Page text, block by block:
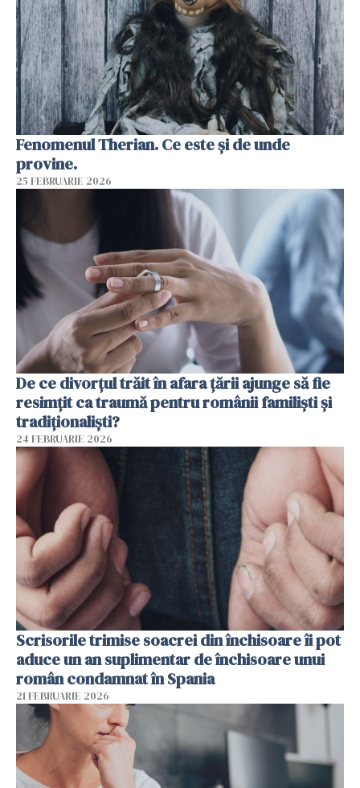
Fenomenul Therian. Ce este și de unde
provine.
25 FEBRUARIE 2026
De ce divorțul trăit în afara țării ajunge să fie
resimțit ca traumă pentru românii familiști și
tradiționaliști?
24 FEBRUARIE 2026
Scrisorile trimise soacrei din închisoare îi pot
aduce un an suplimentar de închisoare unui
român condamnat în Spania
21 FEBRUARIE 2026